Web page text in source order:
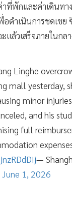
าที่พักและค่าเดินทา
ดำเนินการชดเชย
แล้วเสร็จภายในกล
Linghe
mall yesterday,
minor
and his
full
—
June 1, 2026